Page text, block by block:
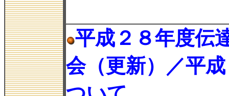
平成２８年度伝
会（更新）／平